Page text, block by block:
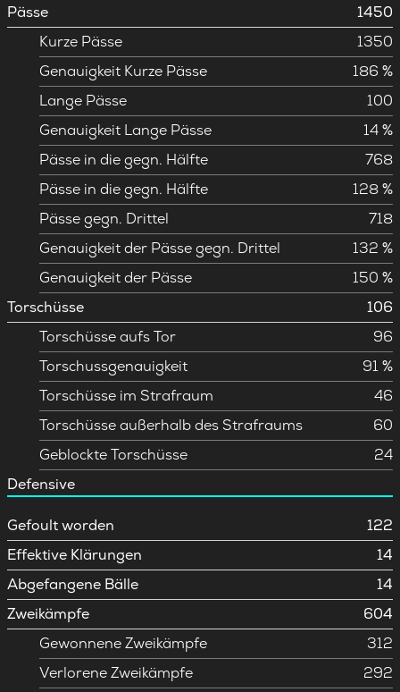
Pässe
1450
Kurze Pässe
1350
Genauigkeit Kurze Pässe
186 %
Lange Pässe
100
Genauigkeit Lange Pässe
14 %
Pässe in die gegn. Hälfte
768
Pässe in die gegn. Hälfte
128 %
Pässe gegn. Drittel
718
Genauigkeit der Pässe gegn. Drittel
132 %
Genauigkeit der Pässe
150 %
Torschüsse
106
Torschüsse aufs Tor
96
Torschussgenauigkeit
91 %
Torschüsse im Strafraum
46
Torschüsse außerhalb des Strafraums
60
Geblockte Torschüsse
24
Defensive
Gefoult worden
122
Effektive Klärungen
14
Abgefangene Bälle
14
Zweikämpfe
604
Gewonnene Zweikämpfe
312
Verlorene Zweikämpfe
292